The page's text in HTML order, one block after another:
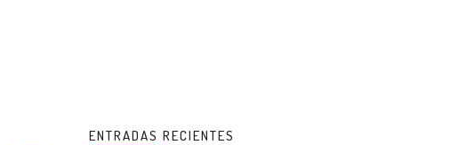
ENTRADAS RECIENTES